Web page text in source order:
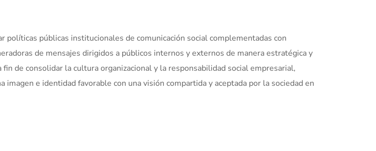
políticas públicas institucionales de comunicación social complementadas con
de mensajes dirigidos a públicos internos y externos de manera estratégica y
fin de consolidar la cultura organizacional y la responsabilidad social empresarial,
imagen e identidad favorable con una visión compartida y aceptada por la sociedad en